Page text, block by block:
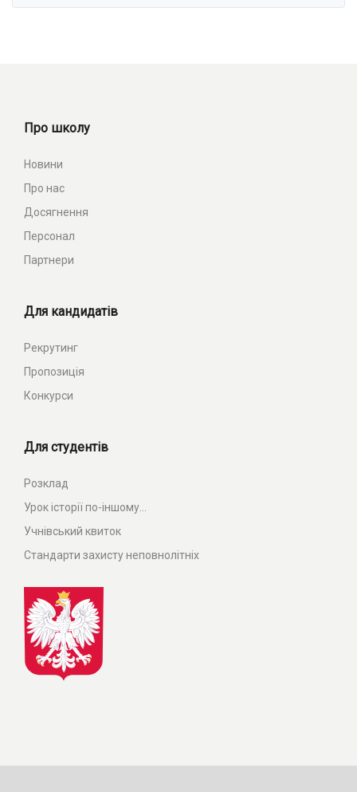
Про школу
Новини
Про нас
Досягнення
Персонал
Партнери
Для кандидатів
Рекрутинг
Пропозиція
Конкурси
Для студентів
Розклад
Урок історії по-іншому...
Учнівський квиток
Стандарти захисту неповнолітніх